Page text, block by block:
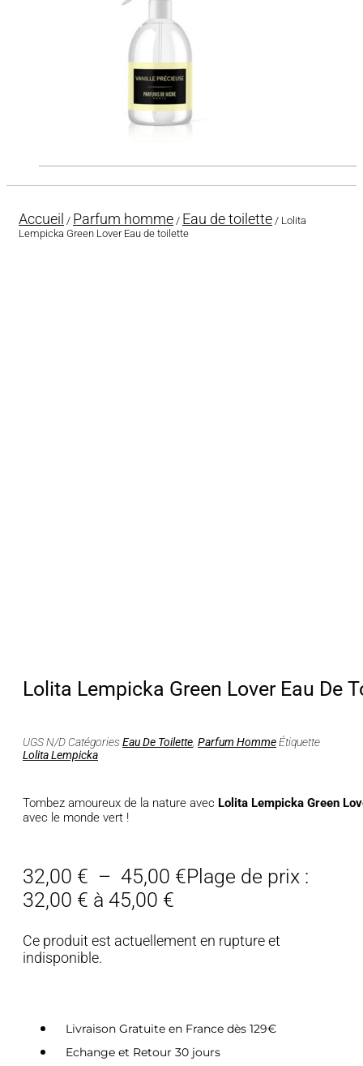
Accueil / Parfum homme / Eau de toilette / Lolita
Lempicka Green Lover Eau de toilette
Lolita Lempicka Green Lover Eau De
UGSN/D CatégoriesEau De Toilette Parfum HommeÉtiquette
Lolita Lempicka
Tombez amoureux de la nature avec Lolita Lempicka Green
avec le monde vert !
32,00 € – 45,00 €Plage de prix :
32,00 € à 45,00 €
Ce produit est actuellement en rupture et
indisponible.
Livraison Gratuite en France dès 129€
Echange et Retour 30 jours